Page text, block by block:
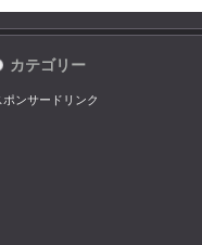
カテゴリー
ポンサードリンク